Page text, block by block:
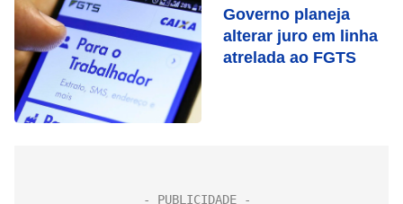
Governo planeja
alterar juro em linha
atrelada ao FGTS